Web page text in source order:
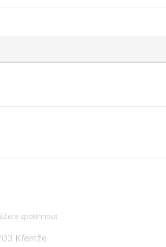
spolehnout
Křemže